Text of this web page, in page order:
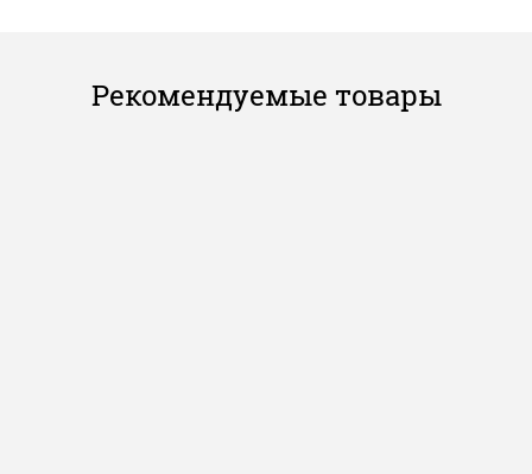
Рекомендуемые товары